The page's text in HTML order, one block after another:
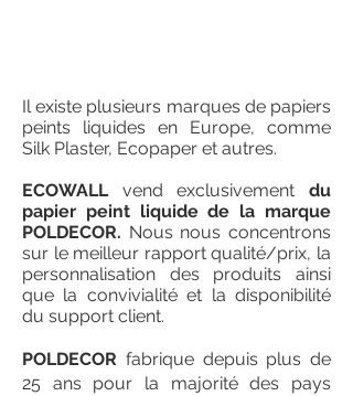
Il existe plusieurs marques de papiers
peints liquides en Europe, comme
Silk Plaster, Ecopaper et autres.
ECOWALLvend exclusivement du
papier peint liquide de la marque
POLDECOR. Nous nous concentrons
sur le meilleur rapport qualité/prix, la
personnalisation des produits ainsi
que la convivialité et la disponibilité
du support client.
POLDECOR fabrique depuis plus de
25 ans pour la majorité des pays